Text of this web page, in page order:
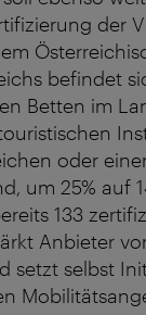
der
befindet
Betten im
oder
um 25% auf
133
Anbieter
setzt selbst